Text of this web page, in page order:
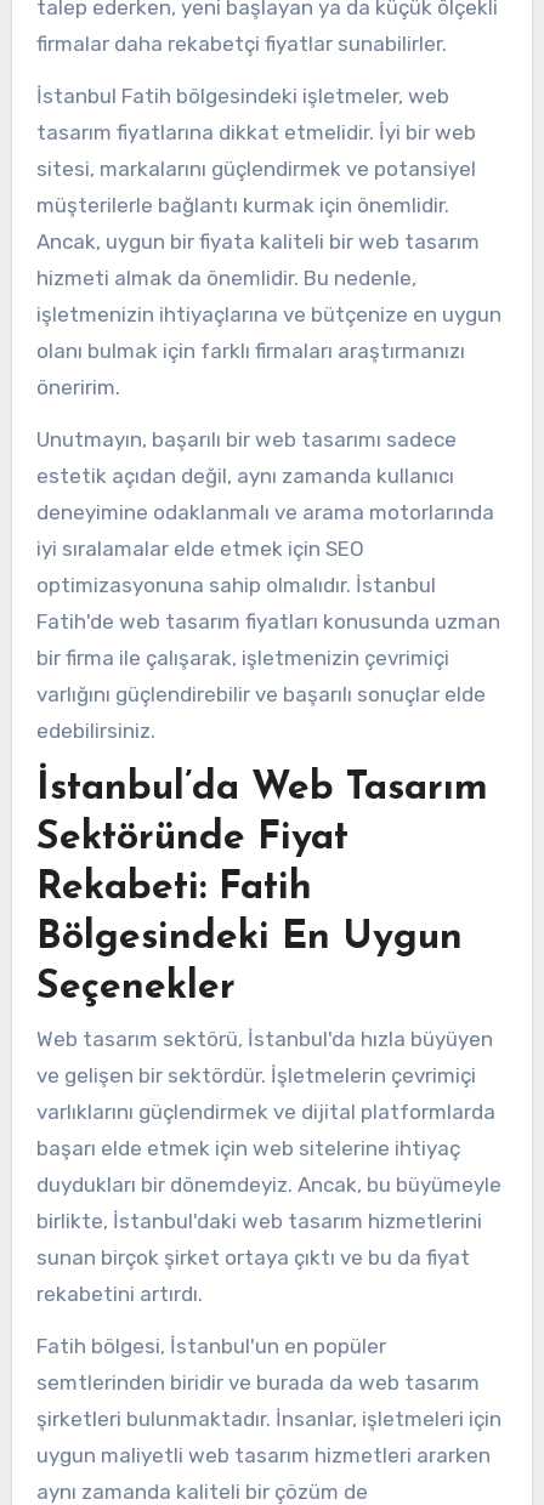
talep ederken, yeni başlayan ya da küçük ölçekli
firmalar daha rekabetçi fiyatlar sunabilirler.
İstanbul Fatih bölgesindeki işletmeler, web
tasarım fiyatlarına dikkat etmelidir. İyi bir web
sitesi, markalarını güçlendirmek ve potansiyel
müşterilerle bağlantı kurmak için önemlidir.
Ancak, uygun bir fiyata kaliteli bir web tasarım
hizmeti almak da önemlidir. Bu nedenle,
işletmenizin ihtiyaçlarına ve bütçenize en uygun
olanı bulmak için farklı firmaları araştırmanızı
öneririm.
Unutmayın, başarılı bir web tasarımı sadece
estetik açıdan değil, aynı zamanda kullanıcı
deneyimine odaklanmalı ve arama motorlarında
iyi sıralamalar elde etmek için SEO
optimizasyonuna sahip olmalıdır. İstanbul
Fatih'de web tasarım fiyatları konusunda uzman
bir firma ile çalışarak, işletmenizin çevrimiçi
varlığını güçlendirebilir ve başarılı sonuçlar elde
edebilirsiniz.
İstanbul’da Web Tasarım
Sektöründe Fiyat
Rekabeti: Fatih
Bölgesindeki En Uygun
Seçenekler
Web tasarım sektörü, İstanbul'da hızla büyüyen
ve gelişen bir sektördür. İşletmelerin çevrimiçi
varlıklarını güçlendirmek ve dijital platformlarda
başarı elde etmek için web sitelerine ihtiyaç
duydukları bir dönemdeyiz. Ancak, bu büyümeyle
birlikte, İstanbul'daki web tasarım hizmetlerini
sunan birçok şirket ortaya çıktı ve bu da fiyat
rekabetini artırdı.
Fatih bölgesi, İstanbul'un en popüler
semtlerinden biridir ve burada da web tasarım
şirketleri bulunmaktadır. İnsanlar, işletmeleri için
uygun maliyetli web tasarım hizmetleri ararken
aynı zamanda kaliteli bir çözüm de